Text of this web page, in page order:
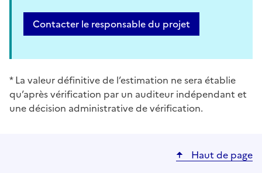
Contacter le responsable du projet
* La valeur définitive de l’estimation ne sera établie
qu’après vérification par un auditeur indépendant et
une décision administrative de vérification.
Haut de page